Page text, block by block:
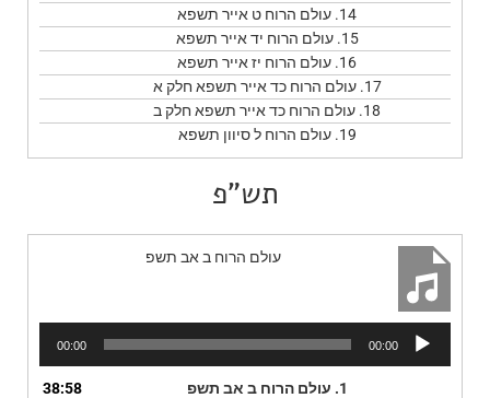
14. עולם הרוח ט אייר תשפא
15. עולם הרוח יד אייר תשפא
16. עולם הרוח יז אייר תשפא
17. עולם הרוח כד אייר תשפא חלק א
18. עולם הרוח כד אייר תשפא חלק ב
19. עולם הרוח ל סיוון תשפא
תש"פ
עולם הרוח ב אב תשפ
אודיו
00:00
00:00
1. עולם הרוח ב אב תשפ
38:58